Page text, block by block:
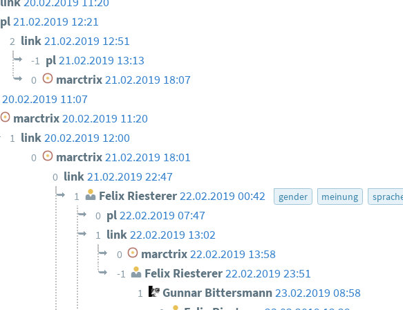
pl21.02.2019 12:21
2 link21.02.2019 12:51
-1 pl21.02.2019 13:13
0 marctrix21.02.2019 18:07
20.02.2019 11:07
marctrix20.02.2019 11:20
1 link20.02.2019 12:00
0 marctrix21.02.2019 18:01
0 link21.02.2019 22:47
1 Felix Riesterer22.02.2019 00:42 gender meinung
0 pl22.02.2019 07:47
1 link22.02.2019 13:02
0 marctrix22.02.2019 13:58
-1 Felix Riesterer22.02.2019 23:51
1 Gunnar Bittersmann23.02.2019 08:58